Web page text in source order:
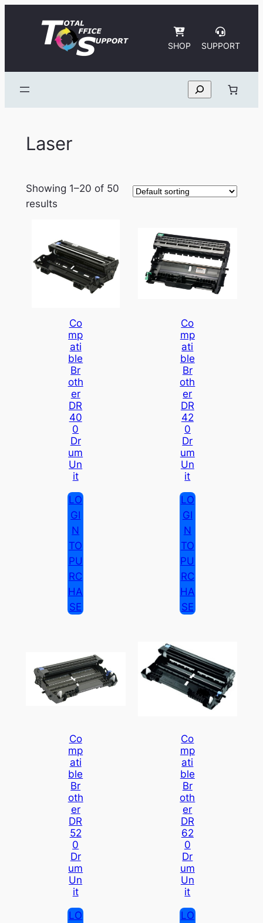
SHOP SUPPORT
Search
Laser
Showing 1–20 of 50
results
Co
Mp
Ati
Ble
Br
Oth
Er
DR
40
0
Dr
Um
Un
It
LO
GI
N
TO
PU
RC
HA
SE
Co
Mp
Ati
Ble
Br
Oth
Er
DR
42
0
Dr
Um
Un
It
LO
GI
N
TO
PU
RC
HA
SE
Co
Mp
Ati
Ble
Br
Oth
Er
DR
52
0
Dr
Um
Un
It
LO
Co
Mp
Ati
Ble
Br
Oth
Er
DR
62
0
Dr
Um
Un
It
LO